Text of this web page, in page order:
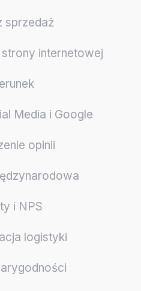
sprzedaż
internetowej
Media i Google
opinii
i NPS
logistyki